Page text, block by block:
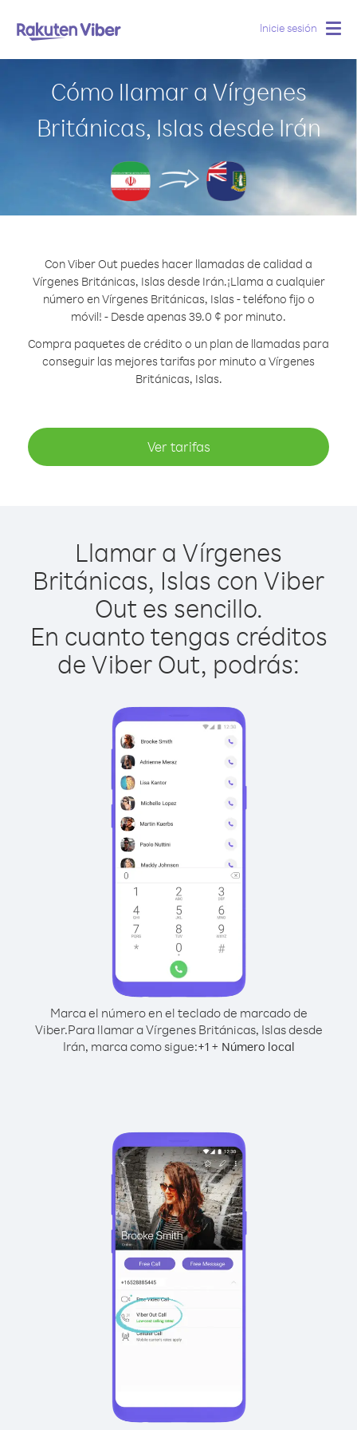
Inicie sesión
Cómo llamar a Vírgenes
Británicas, Islas desde Irán
Con Viber Out puedes hacer llamadas de calidad a
Vírgenes Británicas, Islas desde Irán.¡Llama a cualquier
número en Vírgenes Británicas, Islas - teléfono fijo o
móvil! - Desde apenas 39.0 ¢ por minuto.
Compra paquetes de crédito o un plan de llamadas para
conseguir las mejores tarifas por minuto a Vírgenes
Británicas, Islas.
Ver tarifas
Llamar a Vírgenes
Británicas, Islas con Viber
Out es sencillo.
En cuanto tengas créditos
de Viber Out, podrás:
Marca el número en el teclado de marcado de
Viber.Para llamar a Vírgenes Británicas, Islas desde
Irán, marca como sigue:+1+ Número local